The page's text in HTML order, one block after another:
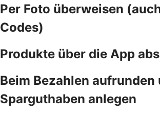
Per Foto überweisen
Codes)
Produkte über die App
Beim Bezahlen aufrunden
Sparguthaben anlegen